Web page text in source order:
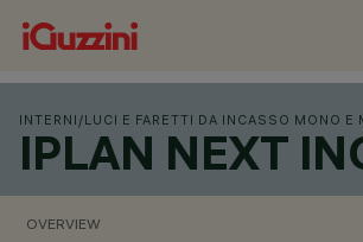
INTERNI /LUCI E FARETTI DA INCASSO MONO E
IPLAN NEXT
OVERVIEW